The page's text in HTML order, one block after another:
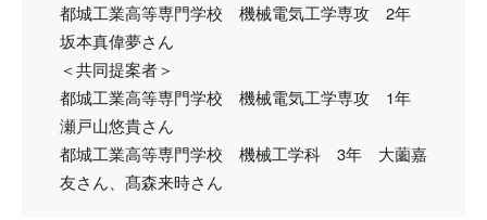
都城工業高等専門学校 機械電気工学専攻 2年
坂本真偉夢さん
＜共同提案者＞
都城工業高等専門学校 機械電気工学専攻 1年
瀬戸山悠貴さん
都城工業高等専門学校 機械工学科 3年 大薗嘉
友さん、髙森来時さん